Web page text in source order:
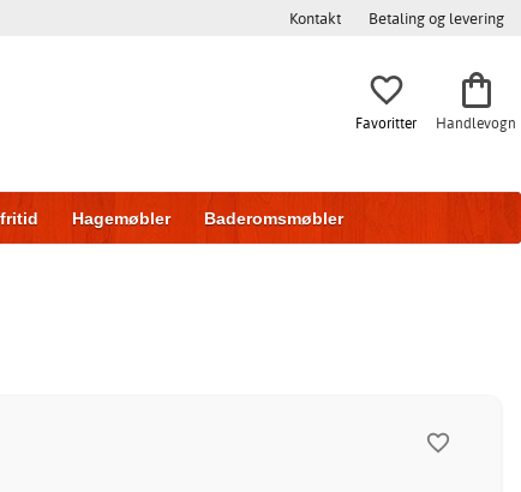
Kontakt Betaling og levering
Favoritter Handlevogn
Hagemøbler Baderomsmøbler